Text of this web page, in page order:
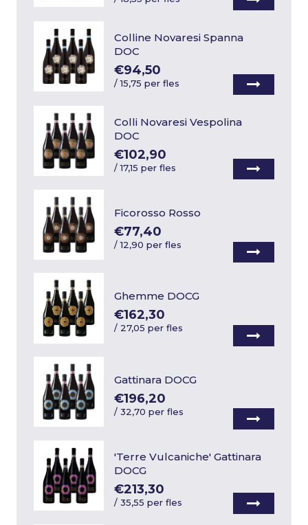
Colline Novaresi Spanna
DOC
€94,50
/15,75 per fles
Colli Novaresi Vespolina
DOC
€102,90
/17,15 per fles
Ficorosso Rosso
€77,40
/12,90 per fles
Ghemme DOCG
€162,30
/ 27,05 per fles
Gattinara DOCG
€196,20
/32,70 per fles
'Terre Vulcaniche' Gattinara
DOCG
€213,30
/35,55 per fles